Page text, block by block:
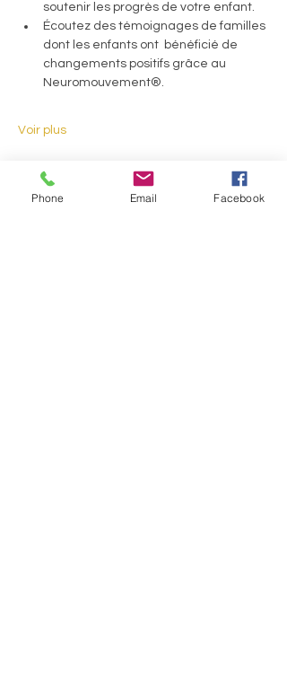
soutenir les progrès de votre enfant.
Écoutez des témoignages de familles
dont les enfants ont  bénéficié de
changements positifs grâce au
Neuromouvement®.
Voir plus
Share-Partagez
Phone Email Facebook